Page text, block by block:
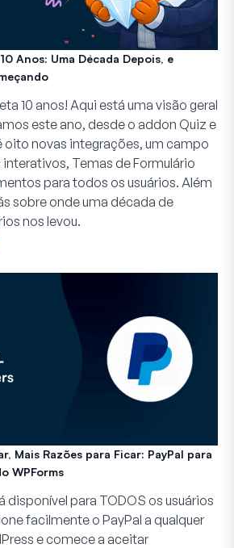
Anos: Uma Década Depois, e
10 anos! Aqui está uma visão geral
este ano, desde o addon Quiz e
oito novas integrações, um campo
Temas de Formulário
para todos os usuários. Além
sobre onde uma década de
nos levou.
Mais Razões para Ficar: PayPal para
WPForms
disponível para TODOS os usuários
facilmente o PayPal a qualquer
e comece a aceitar